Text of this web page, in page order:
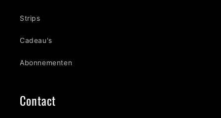
Strips
Cadeau's
Abonnementen
Contact